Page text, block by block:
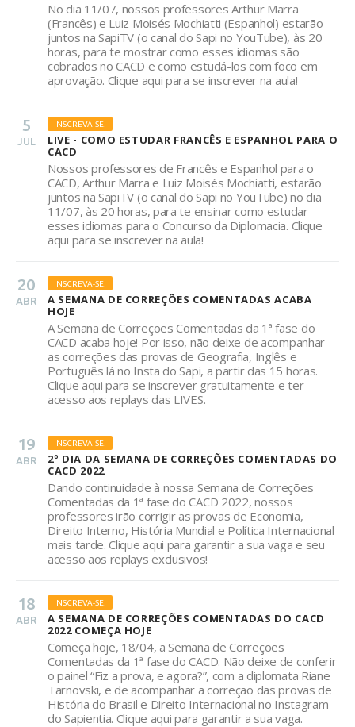
No dia 11/07, nossos professores Arthur Marra
(Francês) e Luiz Moisés Mochiatti (Espanhol) estarão
juntos na SapiTV (o canal do Sapi no YouTube), às 20
horas, para te mostrar como esses idiomas são
cobrados no CACD e como estudá-los com foco em
aprovação. Clique aqui para se inscrever na aula!
5
JUL
INSCREVA-SE!
LIVE - COMO ESTUDAR FRANCÊS E ESPANHOL PARA O
CACD
Nossos professores de Francês e Espanhol para o
CACD, Arthur Marra e Luiz Moisés Mochiatti, estarão
juntos na SapiTV (o canal do Sapi no YouTube) no dia
11/07, às 20 horas, para te ensinar como estudar
esses idiomas para o Concurso da Diplomacia. Clique
aqui para se inscrever na aula!
20
ABR
INSCREVA-SE!
A SEMANA DE CORREÇÕES COMENTADAS ACABA
HOJE
A Semana de Correções Comentadas da 1ª fase do
CACD acaba hoje! Por isso, não deixe de acompanhar
as correções das provas de Geografia, Inglês e
Português lá no Insta do Sapi, a partir das 15 horas.
Clique aqui para se inscrever gratuitamente e ter
acesso aos replays das LIVES.
19
ABR
INSCREVA-SE!
2º DIA DA SEMANA DE CORREÇÕES COMENTADAS DO
CACD 2022
Dando continuidade à nossa Semana de Correções
Comentadas da 1ª fase do CACD 2022, nossos
professores irão corrigir as provas de Economia,
Direito Interno, História Mundial e Política Internacional
mais tarde. Clique aqui para garantir a sua vaga e seu
acesso aos replays exclusivos!
18
ABR
INSCREVA-SE!
A SEMANA DE CORREÇÕES COMENTADAS DO CACD
2022 COMEÇA HOJE
Começa hoje, 18/04, a Semana de Correções
Comentadas da 1ª fase do CACD. Não deixe de conferir
o painel “Fiz a prova, e agora?”, com a diplomata Riane
Tarnovski, e de acompanhar a correção das provas de
História do Brasil e Direito Internacional no Instagram
do Sapientia. Clique aqui para garantir a sua vaga.